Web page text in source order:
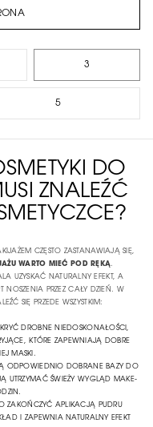
3
5
DO
ZNALEŹĆ
CZĘSTO ZASTANAWIAJĄ SIĘ,
WARTO MIEĆ POD RĘKĄ.
UZYSKAĆ NATURALNY EFEKT, A
NOSZENIA PRZEZ CAŁY DZIEŃ. W
SIĘ PRZEDE WSZYSTKIM:
DROBNE NIEDOSKONAŁOŚCI,
, KTÓRE ZAPEWNIAJĄ DOBRE
MASKI.
ODPOWIEDNIO DOBRANE BAZY DO
UTRZYMAĆ ŚWIEŻY WYGLĄD MAKE-
ZAKOŃCZYĆ APLIKACJĄ PUDRU
I ZAPEWNIA NATURALNY EFEKT